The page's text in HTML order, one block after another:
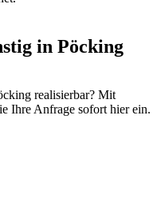
in Pöcking
realisierbar? Mit
Ihre Anfrage sofort hier ein.